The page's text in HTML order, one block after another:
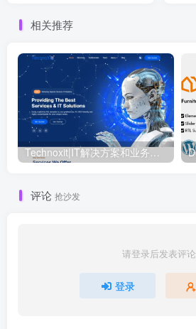
Theme
相关推荐
Technoxit|IT解决方案和业务服务多用途响应式WordPress主题
评论 抢沙发
请登录后发表评论
登录